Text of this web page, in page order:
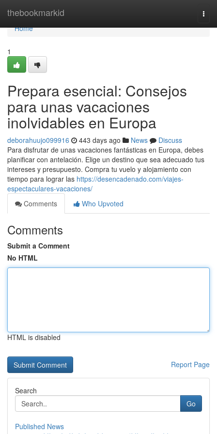
thebookmarkid
Home
Home
1
Prepara esencial: Consejos
para unas vacaciones
inolvidables en Europa
deborahuujo099916 443 days ago News
Discuss
Para disfrutar de unas vacaciones fantásticas en Europa, debes
planificar con antelación. Elige un destino que sea adecuado tus
intereses y presupuesto. Compra tu vuelo y alojamiento con
tiempo para lograr las https://desencadenado.com/viajes-
espectaculares-vacaciones/
Comments
Who Upvoted
Comments
Submit a Comment
No HTML
HTML is disabled
Report Page
Search
Go
Published News